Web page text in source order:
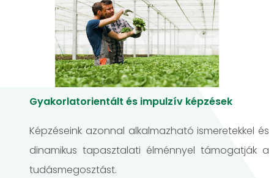
Gyakorlatorientált és impulzív képzések
Képzéseink azonnal alkalmazható ismeretekkel és
dinamikus tapasztalati élménnyel támogatják a
tudásmegosztást.